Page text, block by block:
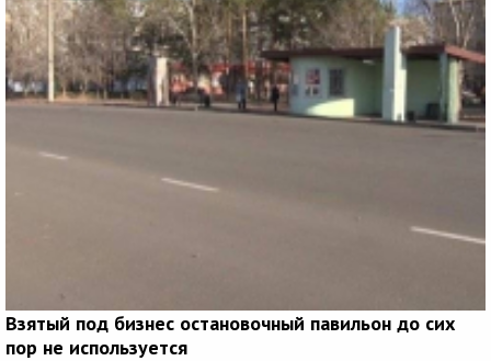
Взятый под бизнес остановочный павильон до сих
пор не используется